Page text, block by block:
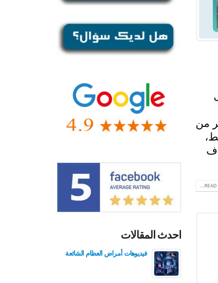
من
READ
احدث المقالات
فيديوهات أمراض العظام الشائعة